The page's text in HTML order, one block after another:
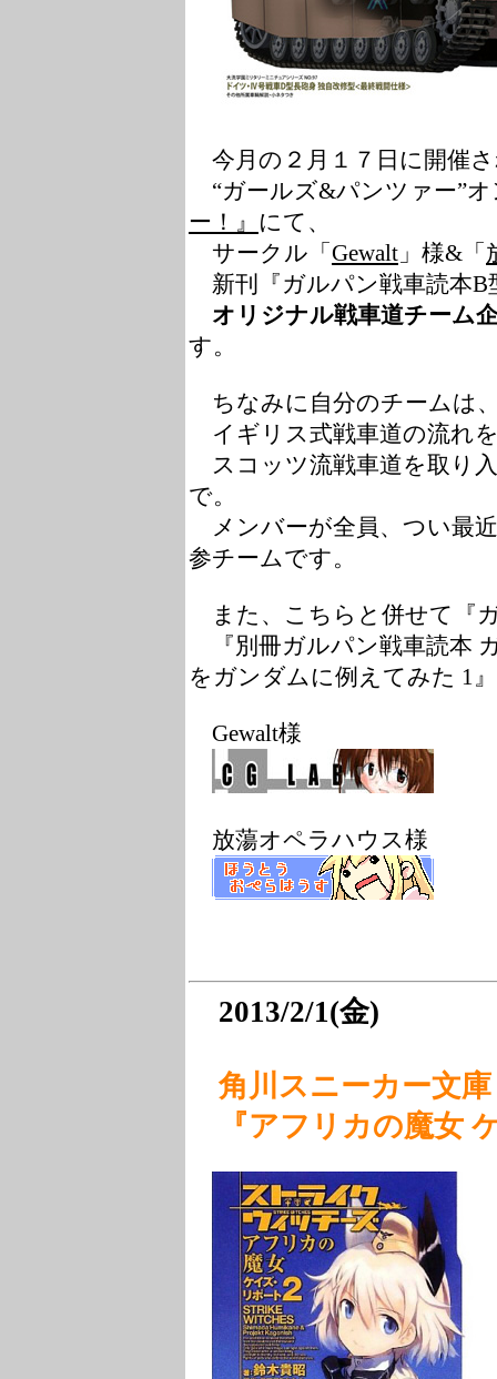
今月の２月１７日に開催
“ガールズ&パンツァー”
ー！』 にて、
サークル「 Gewalt 」様&「
新刊『ガルパン戦車読本B
オリジナル戦車道チーム
す。
ちなみに自分のチームは
イギリス式戦車道の流れ
スコッツ流戦車道を取り
で。
メンバーが全員、つい最
参チームです。
また、こちらと併せて『
『別冊ガルパン戦車読本
をガンダムに例えてみた 1
Gewalt様
放蕩オペラハウス様
2013/2/1(金)
角川スニーカー文庫
『アフリカの魔女